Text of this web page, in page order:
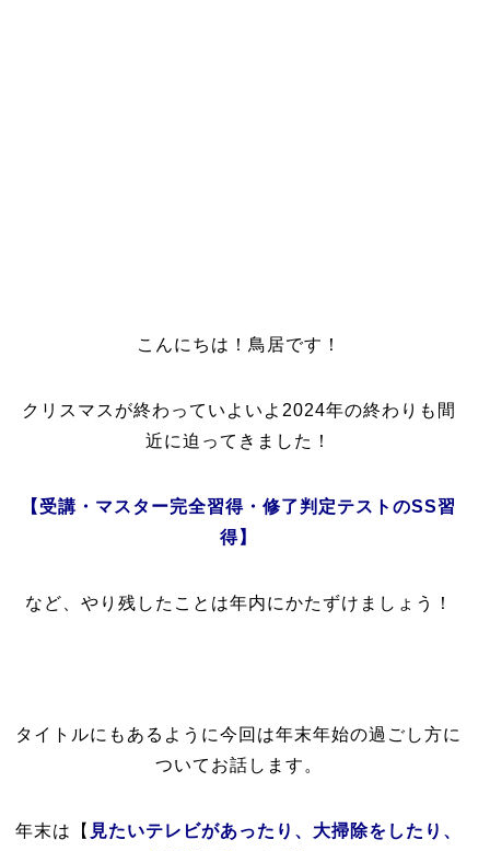
こんにちは！鳥居です！
クリスマスが終わっていよいよ2024年の終わりも間
近に迫ってきました！
【受講・マスター完全習得・修了判定テストのSS習
得】
など、やり残したことは年内にかたずけましょう！
タイトルにもあるように今回は年末年始の過ごし方に
ついてお話します。
年末は【 見たいテレビがあったり、大掃除をしたり、